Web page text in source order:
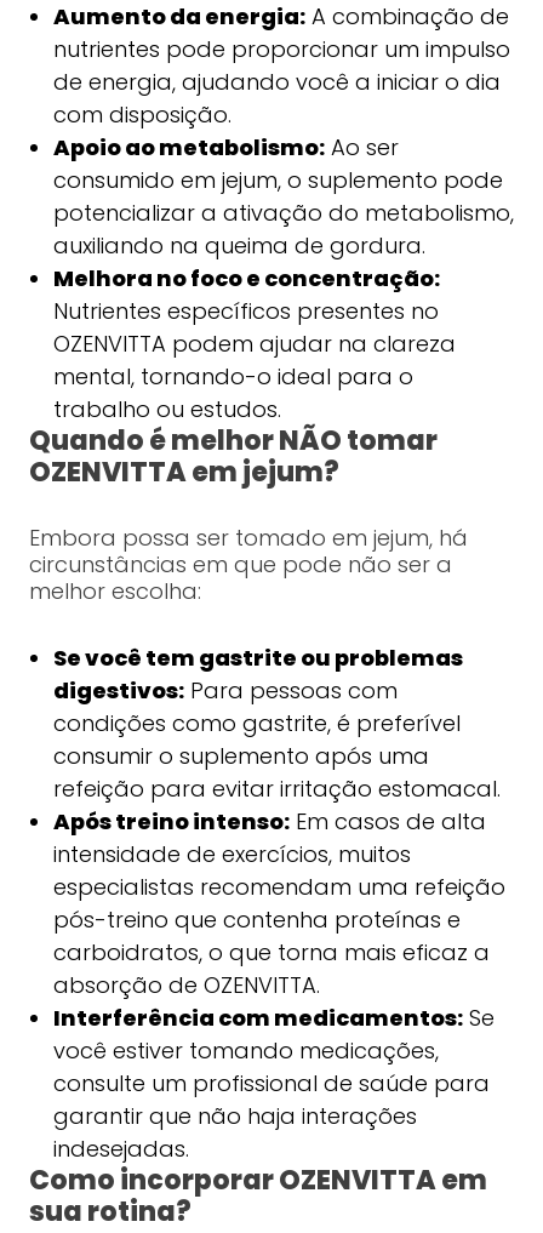
Aumento da energia:A combinação de
nutrientes pode proporcionar um impulso
de energia, ajudando você a iniciar o dia
com disposição.
Apoio ao metabolismo:Ao ser
consumido em jejum, o suplemento pode
potencializar a ativação do metabolismo,
auxiliando na queima de gordura.
Melhora no foco e concentração:
Nutrientes específicos presentes no
OZENVITTA podem ajudar na clareza
mental, tornando-o ideal para o
trabalho ou estudos.
Quando é melhor NÃO tomar
OZENVITTA em jejum?
Embora possa ser tomado em jejum, há
circunstâncias em que pode não ser a
melhor escolha:
Se você tem gastrite ou problemas
digestivos:Para pessoas com
condições como gastrite, é preferível
consumir o suplemento após uma
refeição para evitar irritação estomacal.
Após treino intenso:Em casos de alta
intensidade de exercícios, muitos
especialistas recomendam uma refeição
pós-treino que contenha proteínas e
carboidratos, o que torna mais eficaz a
absorção de OZENVITTA.
Interferência com medicamentos:Se
você estiver tomando medicações,
consulte um profissional de saúde para
garantir que não haja interações
indesejadas.
Como incorporar OZENVITTA em
sua rotina?